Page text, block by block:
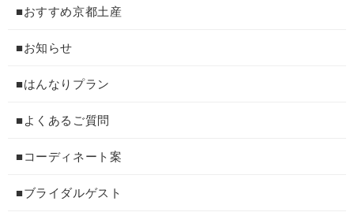
■おすすめ京都土産
■お知らせ
■はんなりプラン
■よくあるご質問
■コーディネート案
■ブライダルゲスト